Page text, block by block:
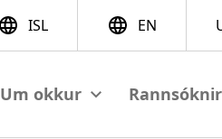
View submenu